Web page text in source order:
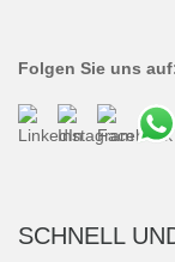
Folgen Sie uns
SCHNELL